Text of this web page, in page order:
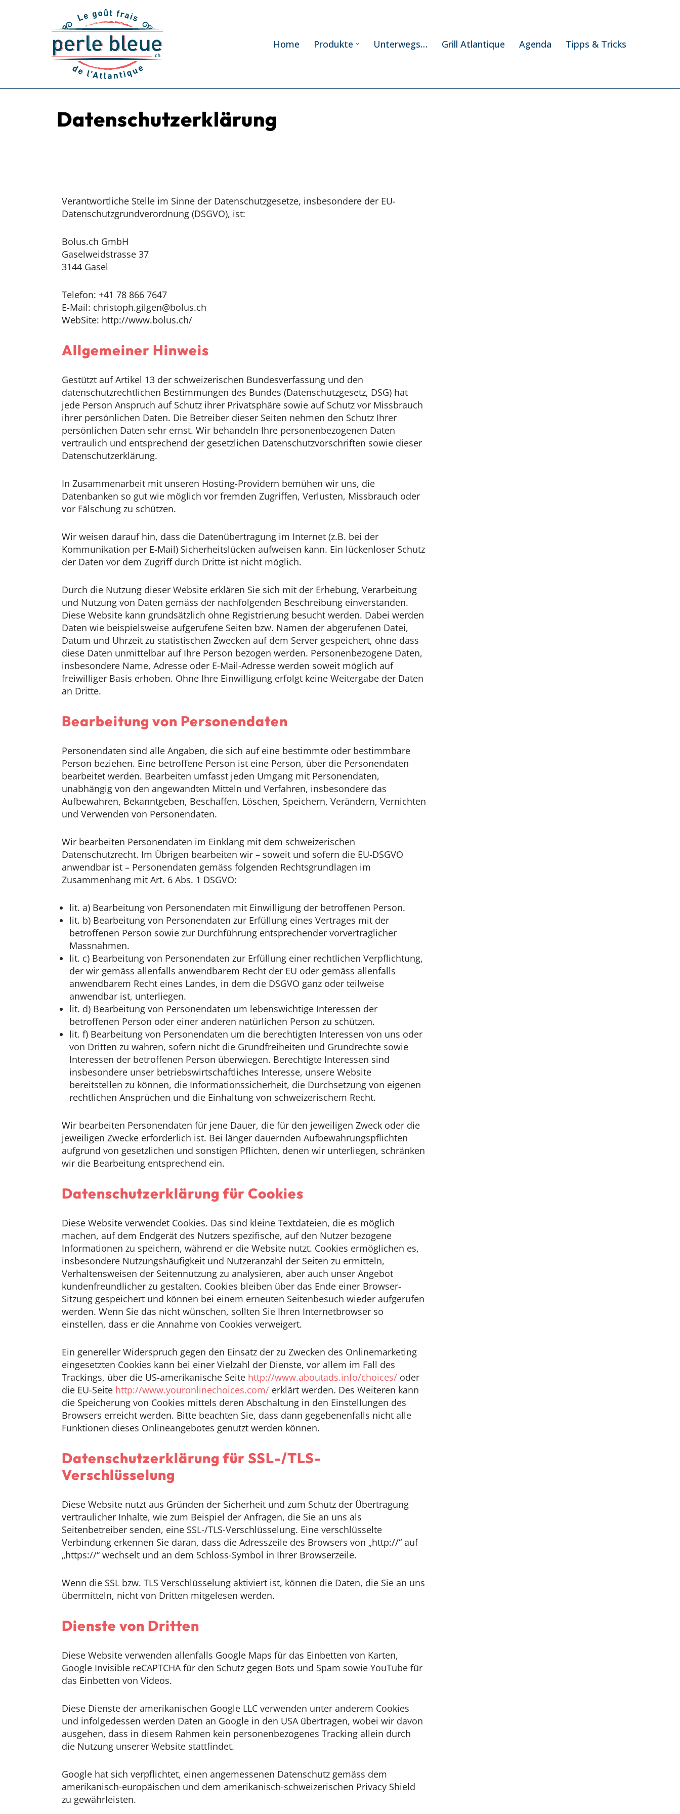
Home Produkte Unterwegs… Grill Atlantique Agenda Tipps & Tricks
Datenschutzerklärung
Verantwortliche Stelle im Sinne der Datenschutzgesetze, insbesondere der EU-
Datenschutzgrundverordnung (DSGVO), ist:
Bolus.ch GmbH
Gaselweidstrasse 37
3144 Gasel
Telefon: +41 78 866 7647
E-Mail: christoph.gilgen@bolus.ch
WebSite: http://www.bolus.ch/
Allgemeiner Hinweis
Gestützt auf Artikel 13 der schweizerischen Bundesverfassung und den
datenschutzrechtlichen Bestimmungen des Bundes (Datenschutzgesetz, DSG) hat
jede Person Anspruch auf Schutz ihrer Privatsphäre sowie auf Schutz vor Missbrauch
ihrer persönlichen Daten. Die Betreiber dieser Seiten nehmen den Schutz Ihrer
persönlichen Daten sehr ernst. Wir behandeln Ihre personenbezogenen Daten
vertraulich und entsprechend der gesetzlichen Datenschutzvorschriften sowie dieser
Datenschutzerklärung.
In Zusammenarbeit mit unseren Hosting-Providern bemühen wir uns, die
Datenbanken so gut wie möglich vor fremden Zugriffen, Verlusten, Missbrauch oder
vor Fälschung zu schützen.
Wir weisen darauf hin, dass die Datenübertragung im Internet (z.B. bei der
Kommunikation per E-Mail) Sicherheitslücken aufweisen kann. Ein lückenloser Schutz
der Daten vor dem Zugriff durch Dritte ist nicht möglich.
Durch die Nutzung dieser Website erklären Sie sich mit der Erhebung, Verarbeitung
und Nutzung von Daten gemäss der nachfolgenden Beschreibung einverstanden.
Diese Website kann grundsätzlich ohne Registrierung besucht werden. Dabei werden
Daten wie beispielsweise aufgerufene Seiten bzw. Namen der abgerufenen Datei,
Datum und Uhrzeit zu statistischen Zwecken auf dem Server gespeichert, ohne dass
diese Daten unmittelbar auf Ihre Person bezogen werden. Personenbezogene Daten,
insbesondere Name, Adresse oder E-Mail-Adresse werden soweit möglich auf
freiwilliger Basis erhoben. Ohne Ihre Einwilligung erfolgt keine Weitergabe der Daten
an Dritte.
Bearbeitung von Personendaten
Personendaten sind alle Angaben, die sich auf eine bestimmte oder bestimmbare
Person beziehen. Eine betroffene Person ist eine Person, über die Personendaten
bearbeitet werden. Bearbeiten umfasst jeden Umgang mit Personendaten,
unabhängig von den angewandten Mitteln und Verfahren, insbesondere das
Aufbewahren, Bekanntgeben, Beschaffen, Löschen, Speichern, Verändern, Vernichten
und Verwenden von Personendaten.
Wir bearbeiten Personendaten im Einklang mit dem schweizerischen
Datenschutzrecht. Im Übrigen bearbeiten wir – soweit und sofern die EU-DSGVO
anwendbar ist – Personendaten gemäss folgenden Rechtsgrundlagen im
Zusammenhang mit Art. 6 Abs. 1 DSGVO:
lit. a) Bearbeitung von Personendaten mit Einwilligung der betroffenen Person.
lit. b) Bearbeitung von Personendaten zur Erfüllung eines Vertrages mit der
betroffenen Person sowie zur Durchführung entsprechender vorvertraglicher
Massnahmen.
lit. c) Bearbeitung von Personendaten zur Erfüllung einer rechtlichen Verpflichtung,
der wir gemäss allenfalls anwendbarem Recht der EU oder gemäss allenfalls
anwendbarem Recht eines Landes, in dem die DSGVO ganz oder teilweise
anwendbar ist, unterliegen.
lit. d) Bearbeitung von Personendaten um lebenswichtige Interessen der
betroffenen Person oder einer anderen natürlichen Person zu schützen.
lit. f) Bearbeitung von Personendaten um die berechtigten Interessen von uns oder
von Dritten zu wahren, sofern nicht die Grundfreiheiten und Grundrechte sowie
Interessen der betroffenen Person überwiegen. Berechtigte Interessen sind
insbesondere unser betriebswirtschaftliches Interesse, unsere Website
bereitstellen zu können, die Informationssicherheit, die Durchsetzung von eigenen
rechtlichen Ansprüchen und die Einhaltung von schweizerischem Recht.
Wir bearbeiten Personendaten für jene Dauer, die für den jeweiligen Zweck oder die
jeweiligen Zwecke erforderlich ist. Bei länger dauernden Aufbewahrungspflichten
aufgrund von gesetzlichen und sonstigen Pflichten, denen wir unterliegen, schränken
wir die Bearbeitung entsprechend ein.
Datenschutzerklärung für Cookies
Diese Website verwendet Cookies. Das sind kleine Textdateien, die es möglich
machen, auf dem Endgerät des Nutzers spezifische, auf den Nutzer bezogene
Informationen zu speichern, während er die Website nutzt. Cookies ermöglichen es,
insbesondere Nutzungshäufigkeit und Nutzeranzahl der Seiten zu ermitteln,
Verhaltensweisen der Seitennutzung zu analysieren, aber auch unser Angebot
kundenfreundlicher zu gestalten. Cookies bleiben über das Ende einer Browser-
Sitzung gespeichert und können bei einem erneuten Seitenbesuch wieder aufgerufen
werden. Wenn Sie das nicht wünschen, sollten Sie Ihren Internetbrowser so
einstellen, dass er die Annahme von Cookies verweigert.
Ein genereller Widerspruch gegen den Einsatz der zu Zwecken des Onlinemarketing
eingesetzten Cookies kann bei einer Vielzahl der Dienste, vor allem im Fall des
Trackings, über die US-amerikanische Seite http://www.aboutads.info/choices/ oder
die EU-Seite http://www.youronlinechoices.com/ erklärt werden. Des Weiteren kann
die Speicherung von Cookies mittels deren Abschaltung in den Einstellungen des
Browsers erreicht werden. Bitte beachten Sie, dass dann gegebenenfalls nicht alle
Funktionen dieses Onlineangebotes genutzt werden können.
Datenschutzerklärung für SSL-/TLS-
Verschlüsselung
Diese Website nutzt aus Gründen der Sicherheit und zum Schutz der Übertragung
vertraulicher Inhalte, wie zum Beispiel der Anfragen, die Sie an uns als
Seitenbetreiber senden, eine SSL-/TLS-Verschlüsselung. Eine verschlüsselte
Verbindung erkennen Sie daran, dass die Adresszeile des Browsers von „http://“ auf
„https://“ wechselt und an dem Schloss-Symbol in Ihrer Browserzeile.
Wenn die SSL bzw. TLS Verschlüsselung aktiviert ist, können die Daten, die Sie an uns
übermitteln, nicht von Dritten mitgelesen werden.
Dienste von Dritten
Diese Website verwenden allenfalls Google Maps für das Einbetten von Karten,
Google Invisible reCAPTCHA für den Schutz gegen Bots und Spam sowie YouTube für
das Einbetten von Videos.
Diese Dienste der amerikanischen Google LLC verwenden unter anderem Cookies
und infolgedessen werden Daten an Google in den USA übertragen, wobei wir davon
ausgehen, dass in diesem Rahmen kein personenbezogenes Tracking allein durch
die Nutzung unserer Website stattfindet.
Google hat sich verpflichtet, einen angemessenen Datenschutz gemäss dem
amerikanisch-europäischen und dem amerikanisch-schweizerischen Privacy Shield
zu gewährleisten.